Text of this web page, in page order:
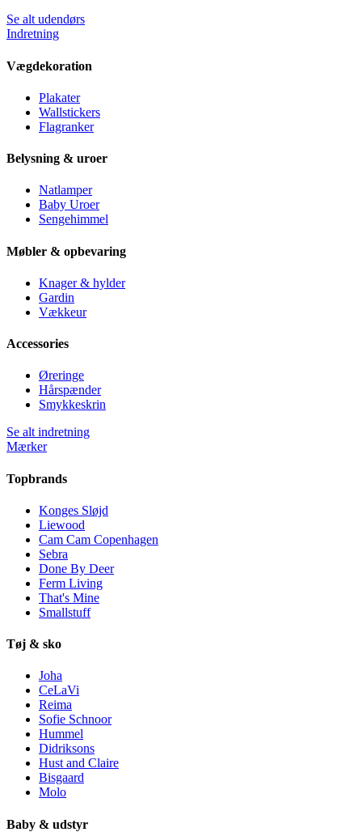
Se alt udendørs
Indretning
Vægdekoration
Plakater
Wallstickers
Flagranker
Belysning & uroer
Natlamper
Baby Uroer
Sengehimmel
Møbler & opbevaring
Knager & hylder
Gardin
Vækkeur
Accessories
Øreringe
Hårspænder
Smykkeskrin
Se alt indretning
Mærker
Topbrands
Konges Sløjd
Liewood
Cam Cam Copenhagen
Sebra
Done By Deer
Ferm Living
That's Mine
Smallstuff
Tøj & sko
Joha
CeLaVi
Reima
Sofie Schnoor
Hummel
Didriksons
Hust and Claire
Bisgaard
Molo
Baby & udstyr